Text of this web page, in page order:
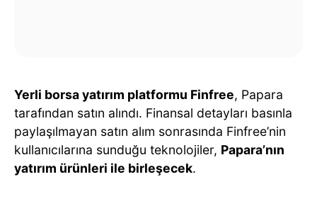
Yerli borsa yatırım platformu Finfree, Papara
tarafından satın alındı. Finansal detayları basınla
paylaşılmayan satın alım sonrasında Finfree’nin
kullanıcılarına sunduğu teknolojiler, Papara’nın
yatırım ürünleri ile birleşecek.